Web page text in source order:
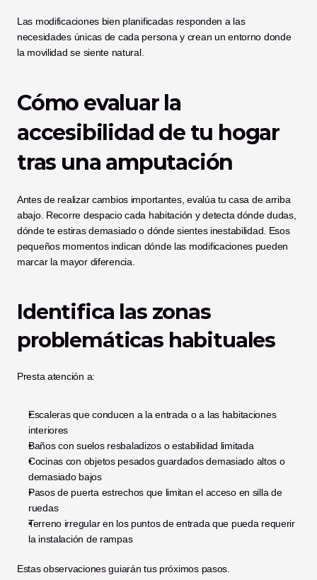
Las modificaciones bien planificadas responden a las
necesidades únicas de cada persona y crean un entorno donde
la movilidad se siente natural.
Cómo evaluar la
accesibilidad de tu hogar
tras una amputación
Antes de realizar cambios importantes, evalúa tu casa de arriba
abajo. Recorre despacio cada habitación y detecta dónde dudas,
dónde te estiras demasiado o dónde sientes inestabilidad. Esos
pequeños momentos indican dónde las modificaciones pueden
marcar la mayor diferencia.
Identifica las zonas
problemáticas habituales
Presta atención a:
Escaleras que conducen a la entrada o a las habitaciones
interiores
Baños con suelos resbaladizos o estabilidad limitada
Cocinas con objetos pesados guardados demasiado altos o
demasiado bajos
Pasos de puerta estrechos que limitan el acceso en silla de
ruedas
Terreno irregular en los puntos de entrada que pueda requerir
la instalación de rampas
Estas observaciones guiarán tus próximos pasos.